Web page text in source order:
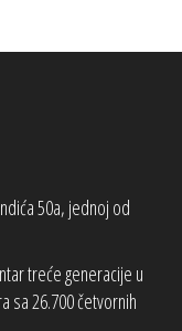
50a, jednoj od
treće generacije u
sa 26.700 četvornih